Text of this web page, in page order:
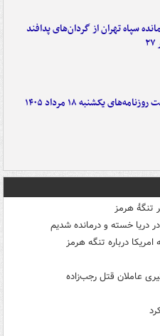
سپاه تهران از گردان‌های پدافند
یکشنبه ۱۸ مرداد ۱۴۰۵
تنگۀ هرمز
درباره تنگه هرمز
عاملان قتل رجب‌زاده